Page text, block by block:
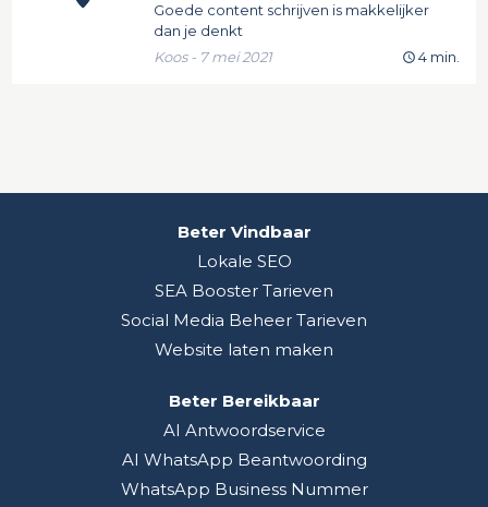
Goede content schrijven is makkelijker
dan je denkt
Koos - 7 mei 2021
4 min.
Beter Vindbaar
Lokale SEO
SEA Booster Tarieven
Social Media Beheer Tarieven
Website laten maken
Beter Bereikbaar
AI Antwoordservice
AI WhatsApp Beantwoording
WhatsApp Business Nummer